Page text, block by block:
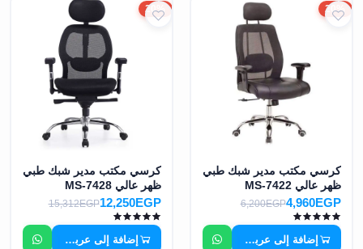
20%
كرسي مكتب مدير شبك طبي
ظهر عالي MS-7422
4,960EGP
6,200EGP
إضافة إلى عربة التسوق
20%
كرسي مكتب مدير شبك طبي
ظهر عالي MS-7428
12,250EGP
15,312EGP
إضافة إلى عربة التسوق